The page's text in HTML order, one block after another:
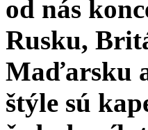
od nás
Rusku,
Maďarsku
štýle sú